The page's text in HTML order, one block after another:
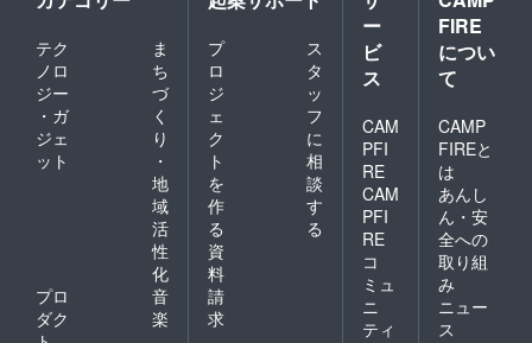
テク
ノロ
ジー
・ガ
ジェ
ット
ま
ち
づ
く
り
・
地
域
活
性
化
プロ
ダク
音
楽
プ
ロ
ジ
ェ
ク
ト
を
作
る
ス
タ
ッ
フ
に
相
談
す
る
資
料
請
求
ー
ビ
ス
CAM
PFI
RE
CAM
PFI
RE
コ
ミュ
ニ
ティ
FIRE
につい
て
CAMP
FIREと
は
あんし
ん・安
全への
取り組
み
ニュー
ス